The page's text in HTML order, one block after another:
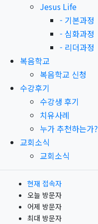
Jesus Life
- 기본과정
- 심화과정
- 리더과정
복음학교
복음학교 신청
수강후기
수강생 후기
치유사례
누가 추천하는가?
교회소식
교회소식
현재 접속자
오늘 방문자
어제 방문자
최대 방문자